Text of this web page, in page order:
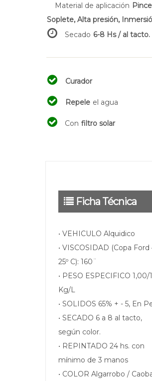
Material de aplicación
Soplete, Alta presión,
Secado 6-8 Hs / al tacto.
Curador
Repele el agua
Con filtro solar
Ficha Técnica
• VEHICULO Alquidico
• VISCOSIDAD (Copa Ford
25º C): 160¨
• PESO ESPECIFICO 1,00/
Kg/L
• SOLIDOS 65% + - 5, En
• SECADO 6 a 8 al tacto,
según color.
• REPINTADO 24 hs. con
mínimo de 3 manos
• COLOR Algarrobo /